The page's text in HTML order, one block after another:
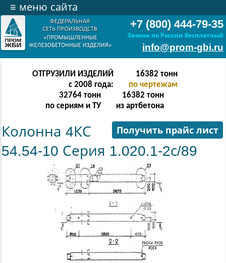
+7 (800) 444-79-35
Звонок по России бесплатный
info@prom-gbi.ru
≡ меню сайта
ОТГРУЗИЛИ ИЗДЕЛИЙ
с 2008 года:
32766 тонн
по чертежам
65532 тонн
по сериям и ТУ
32766 тонн
из артбетона
Получить прайс лист
Колонна 4КС
54.54-10 Серия 1.020.1-2с/89